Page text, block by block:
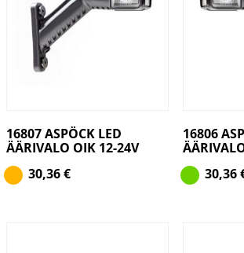
16807 ASPÖCK LED
ÄÄRIVALO OIK 12-24V
30,36€
16806
30,36